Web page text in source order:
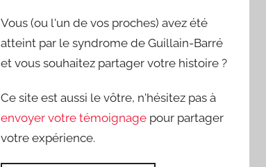
Vous (ou l'un de vos proches) avez été
atteint par le syndrome de Guillain-Barré
et vous souhaitez partager votre histoire ?
Ce site est aussi le vôtre, n'hésitez pas à
envoyer votre témoignage pour partager
votre expérience.